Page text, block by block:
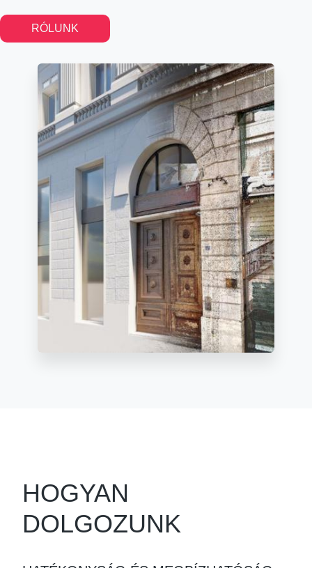
RÓLUNK
HOGYAN
DOLGOZUNK